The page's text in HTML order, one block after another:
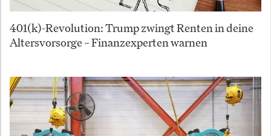
401(k)-Revolution: Trump zwingt Renten in deine
Altersvorsorge – Finanzexperten warnen